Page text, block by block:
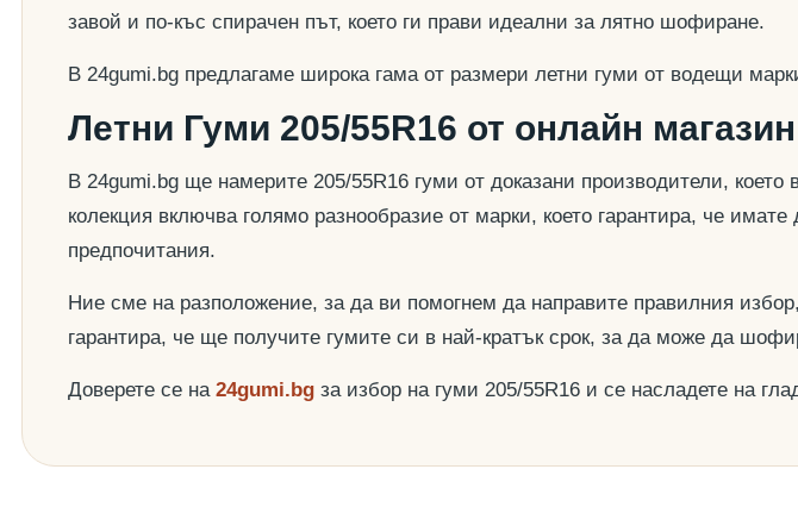
завой и по-къс спирачен път, което ги прави идеални за лятно шофиране.
В 24gumi.bg предлагаме широка гама от размери летни гуми от водещи
Летни Гуми 205/55R16 от онлайн
В 24gumi.bg ще намерите 205/55R16 гуми от доказани производители,
колекция включва голямо разнообразие от марки, което гарантира, че
предпочитания.
Ние сме на разположение, за да ви помогнем да направите правилния
гарантира, че ще получите гумите си в най-кратък срок, за да може да
Доверете се на 24gumi.bg за избор на гуми 205/55R16 и се насладете на